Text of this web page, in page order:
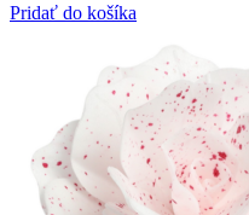
Pridať do košíka